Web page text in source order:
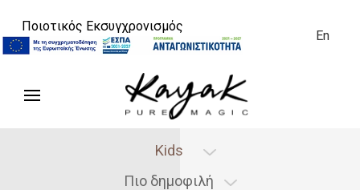
Ποιοτικός Εκσυγχρονισμός
En
Flavors
Kids
Πιο δημοφιλή